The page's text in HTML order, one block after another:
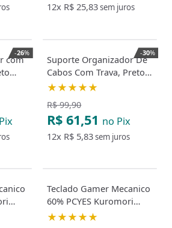
12x R$ 25,83sem juros
-26%
com
-30%
Suporte Organizador De
Cabos Com Trava, Preto
PCYES
★★★★★
R$ 99,90
R$ 61,51 no Pix
12x R$ 5,83sem juros
Teclado Gamer Mecanico
60% PCYES Kuromori
Switch Outemu Red
★★★★★